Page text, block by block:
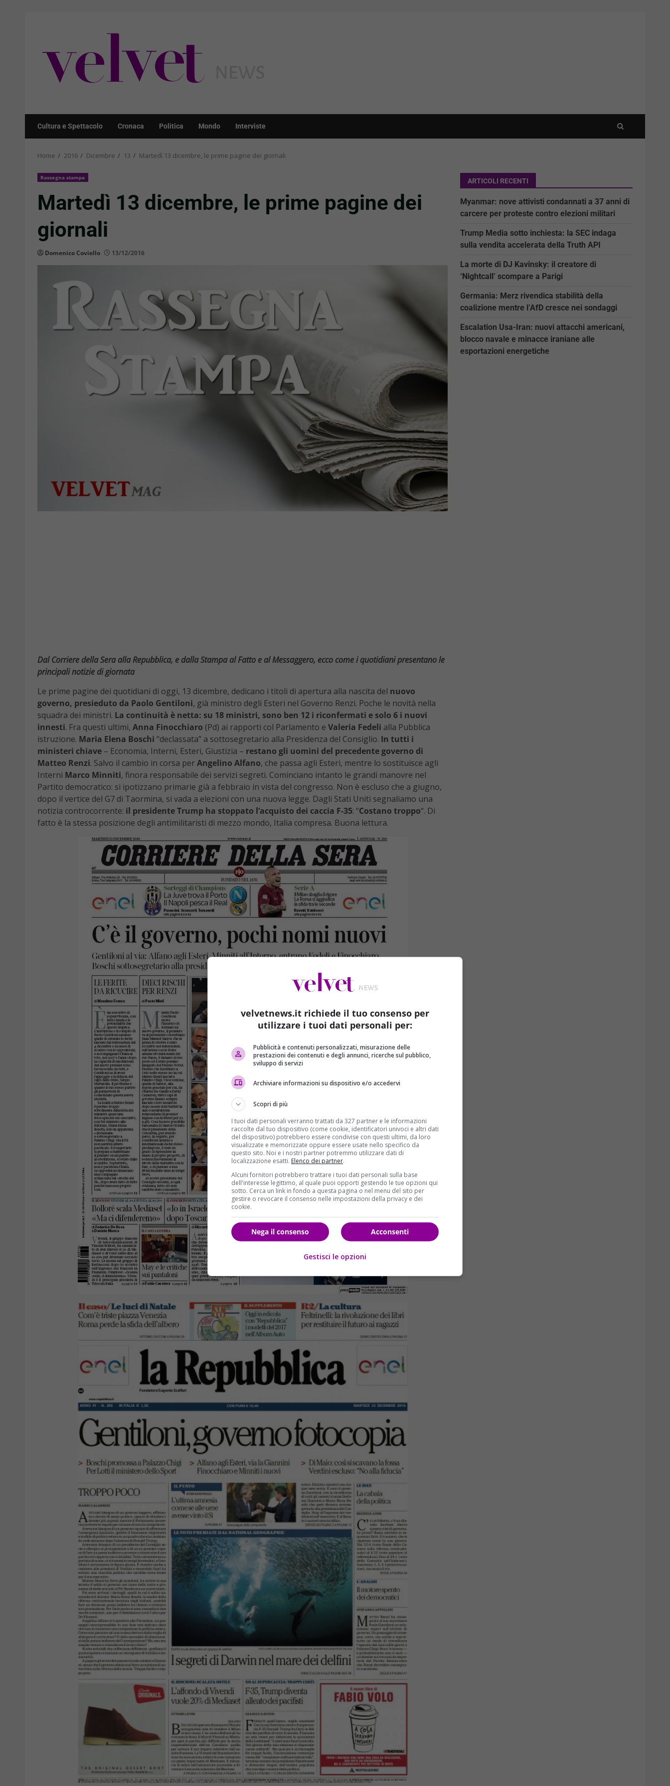
Cultura e Spettacolo Cronaca Politica Mondo Interviste
Home 2016 Dicembre 13 Martedì 13 dicembre, le prime pagine dei giornali
Rassegna stampa
Martedì 13 dicembre, le prime pagine dei
giornali
Domenico Coviello 13/12/2016
Dal Corriere della Sera alla Repubblica, e dalla Stampa al Fatto e al Messaggero, ecco come i quotidiani presentano le
principali notizie di giornata
Le prime pagine dei quotidiani di oggi, 13 dicembre, dedicano i titoli di apertura alla nascita del nuovo
governo, presieduto da Paolo Gentiloni, già ministro degli Esteri nel Governo Renzi. Poche le novità nella
squadra dei ministri. La continuità è netta: su 18 ministri, sono ben 12 i riconfermati e solo 6 i nuovi
innesti. Fra questi ultimi, Anna Finocchiaro (Pd) ai rapporti col Parlamento e Valeria Fedeli alla Pubblica
istruzione. Maria Elena Boschi “declassata” a sottosegretario alla Presidenza del Consiglio. In tutti i
ministeri chiave – Economia, Interni, Esteri, Giustizia – restano gli uomini del precedente governo di
Matteo Renzi. Salvo il cambio in corsa perAngelino Alfano, che passa agli Esteri, mentre lo sostituisce agli
Interni Marco Minniti, finora responsabile dei servizi segreti. Cominciano intanto le grandi manovre nel
Partito democratico: si ipotizzano primarie già a febbraio in vista del congresso. Non è escluso che a giugno,
dopo il vertice del G7 di Taormina, si vada a elezioni con una nuova legge. Dagli Stati Uniti segnaliamo una
notizia controcorrente: il presidente Trump ha stoppato l’acquisto dei caccia F-35: “Costano troppo“. Di
fatto è la stessa posizione degli antimilitaristi di mezzo mondo, Italia compresa. Buona lettura.
ARTICOLI RECENTI
Myanmar: nove attivisti condannati a 37 anni di
carcere per proteste contro elezioni militari
Trump Media sotto inchiesta: la SEC indaga
sulla vendita accelerata della Truth API
La morte di DJ Kavinsky: il creatore di
‘Nightcall’ scompare a Parigi
Germania: Merz rivendica stabilità della
coalizione mentre l’AfD cresce nei sondaggi
Escalation Usa-Iran: nuovi attacchi americani,
blocco navale e minacce iraniane alle
esportazioni energetiche
velvetnews.it richiede il tuo consenso per
utilizzare i tuoi dati personali per:
Pubblicità e contenuti personalizzati, misurazione delle
prestazioni dei contenuti e degli annunci, ricerche sul pubblico,
sviluppo di servizi
Archiviare informazioni su dispositivo e/o accedervi
Scopri di più
I tuoi dati personali verranno trattati da 327 partner e le informazioni
raccolte dal tuo dispositivo (come cookie, identificatori univoci e altri dati
del dispositivo) potrebbero essere condivise con questi ultimi, da loro
visualizzate e memorizzate oppure essere usate nello specifico da
questo sito. Noi e i nostri partner potremmo utilizzare dati di
localizzazione esatti. Elenco dei partner.
Alcuni fornitori potrebbero trattare i tuoi dati personali sulla base
dell'interesse legittimo, al quale puoi opporti gestendo le tue opzioni qui
sotto. Cerca un link in fondo a questa pagina o nel menu del sito per
gestire o revocare il consenso nelle impostazioni della privacy e dei
cookie.
Acconsenti
Nega il consenso
Gestisci le opzioni